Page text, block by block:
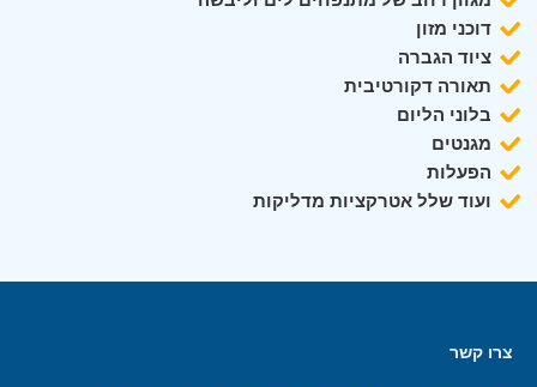
דוכני מזון
ציוד הגברה
תאורה דקורטיבית
בלוני הליום
מגנטים
הפעלות
ועוד שלל אטרקציות מדליקות
צרו קשר